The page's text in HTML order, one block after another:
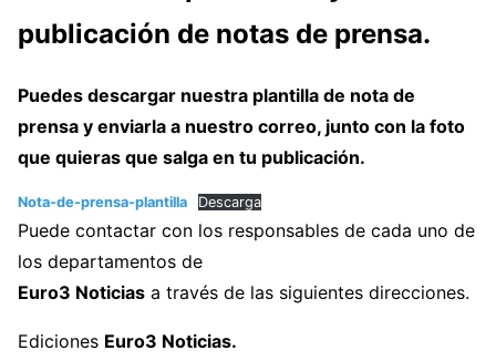
publicación de notas de prensa.
Puedes descargar nuestra plantilla de nota de
prensa y enviarla a nuestro correo, junto con la foto
que quieras que salga en tu publicación.
Nota-de-prensa-plantilla Descarga
Puede contactar con los responsables de cada uno de
los departamentos de
Euro3 Noticias a través de las siguientes direcciones.
Ediciones Euro3 Noticias.